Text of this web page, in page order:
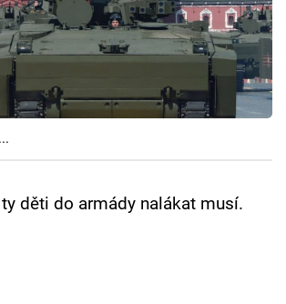
děti do armády nalákat musí.